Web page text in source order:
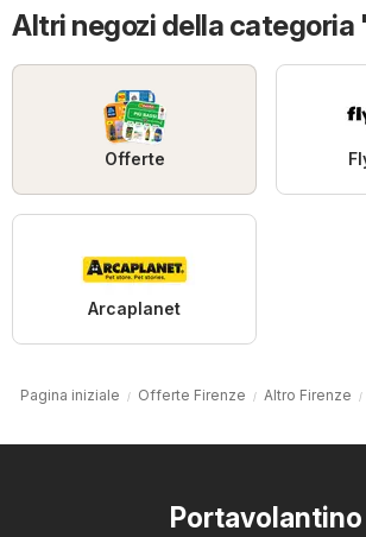
Altri negozi della categoria
Offerte
Arcaplanet
Pagina iniziale Offerte Firenze Altro Firenze
Portavolantino